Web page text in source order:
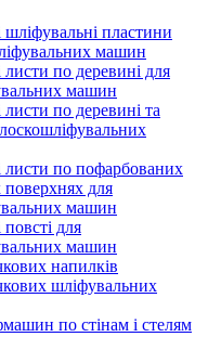
пластини
машин
по деревині для
машин
по деревині та
листи по пофарбованих
поверхнях для
машин
для
машин
напилків
шліфувальних
по стінам і стелям